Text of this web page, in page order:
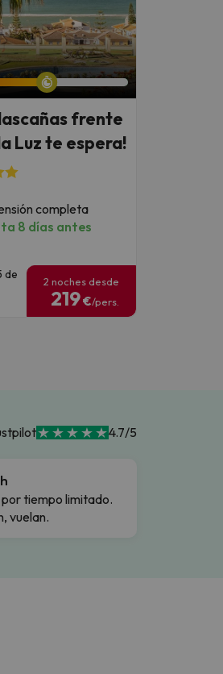
frente
Luz te espera!
completa
8 días antes
de
2 noches desde
219€/pers.
4.7/5
por tiempo limitado.
vuelan.